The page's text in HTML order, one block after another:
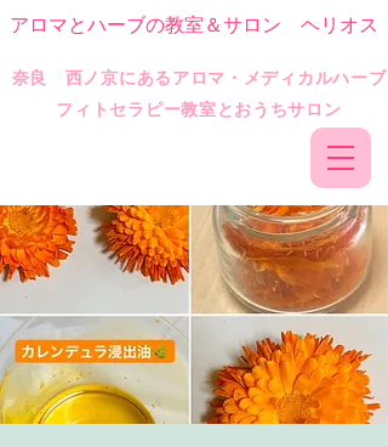
​奈良 西ノ京にあるアロマ・メディカルハーブ
フィトセラピー教室とおうちサロン
アロマとハーブの教室＆サロン ヘリオス